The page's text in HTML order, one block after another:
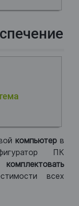
компьютер в
ПК
всех